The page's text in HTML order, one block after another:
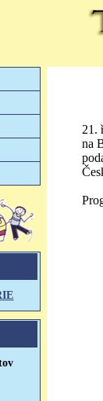
21.
na